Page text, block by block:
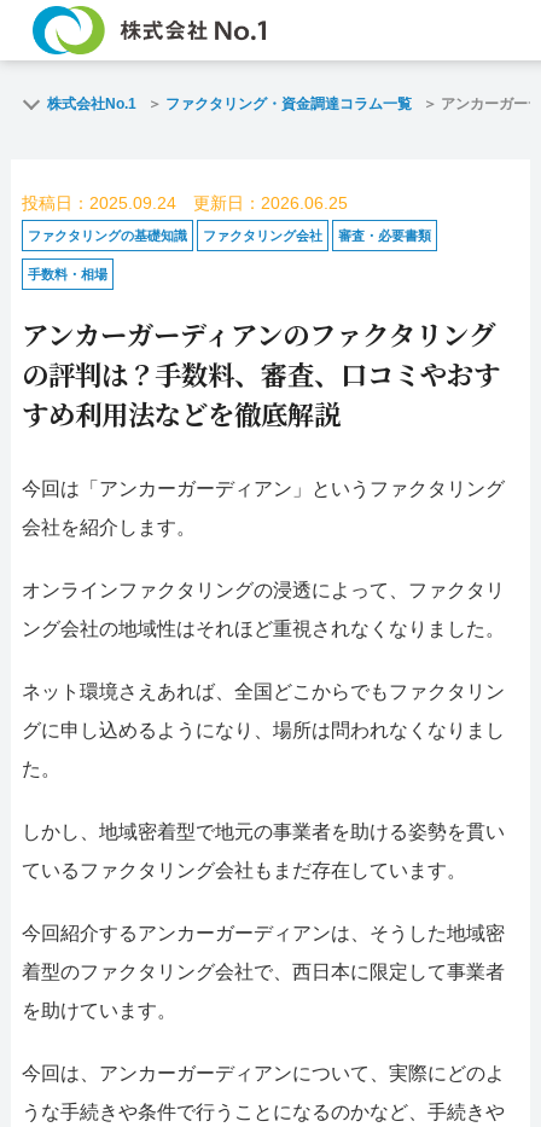
よくある質問
企業情報
名古屋支店HP
お電話で
おすす
ファクタリングで通り
株式会社No.1 ファクタリング・資金調達コラム一覧 アンカーガー
投稿日：2025.09.24 更新日：2026.06.25
ファクタリングの基礎知識 ファクタリング会社 審査・必要書類
手数料・相場
アンカーガーディアンのファクタリング
の評判は？手数料、審査、口コミやおす
すめ利用法などを徹底解説
今回は「アンカーガーディアン」というファクタリング
会社を紹介します。
オンラインファクタリングの浸透によって、ファクタリ
ング会社の地域性はそれほど重視されなくなりました。
ネット環境さえあれば、全国どこからでもファクタリン
グに申し込めるようになり、場所は問われなくなりまし
た。
しかし、地域密着型で地元の事業者を助ける姿勢を貫い
ているファクタリング会社もまだ存在しています。
今回紹介するアンカーガーディアンは、そうした地域密
着型のファクタリング会社で、西日本に限定して事業者
を助けています。
今回は、アンカーガーディアンについて、実際にどのよ
うな手続きや条件で行うことになるのかなど、手続きや